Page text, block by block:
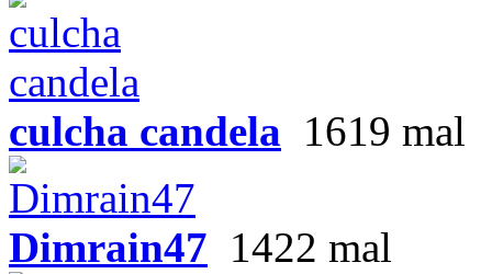
culcha candela 1619 mal
Dimrain47 1422 mal